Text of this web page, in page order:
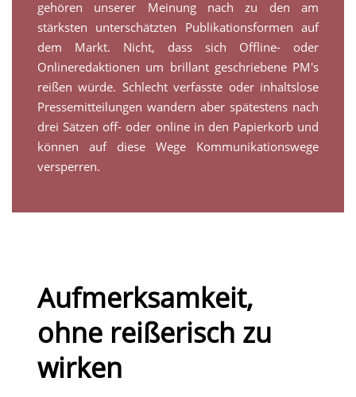
gehören unserer Meinung nach zu den am
stärksten unterschätzten Publikationsformen auf
dem Markt. Nicht, dass sich Offline- oder
Onlineredaktionen um brillant geschriebene PM's
reißen würde. Schlecht verfasste oder inhaltslose
Pressemitteilungen wandern aber spätestens nach
drei Sätzen off- oder online in den Papierkorb und
können auf diese Wege Kommunikationswege
versperren.
Aufmerksamkeit,
ohne reißerisch zu
wirken